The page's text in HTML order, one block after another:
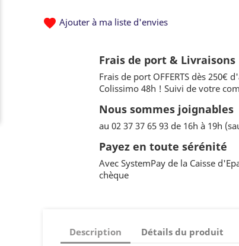
favorite Ajouter à ma liste d'envies
Frais de port & Livraisons
Frais de port OFFERTS dès 250€
Colissimo 48h ! Suivi de votre
Nous sommes joignables
au 02 37 37 65 93 de 16h à 19h
Payez en toute sérénité
Avec SystemPay de la Caisse
chèque
Description Détails du produit